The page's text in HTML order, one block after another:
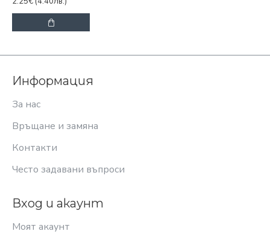
Информация
За нас
Връщане и замяна
Контакти
Често задавани въпроси
Вход и акаунт
Моят акаунт